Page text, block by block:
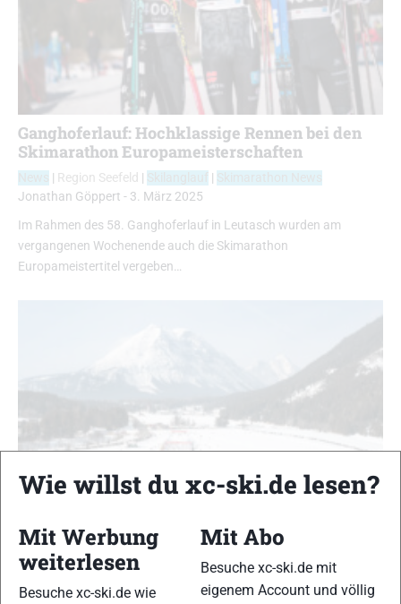
Ganghoferlauf: Hochklassige Rennen bei den
Skimarathon Europameisterschaften
| Region Seefeld | |
Jonathan Göppert - 3. März 2025
Im Rahmen des 58. Ganghoferlauf in Leutasch wurden am
vergangenen Wochenende auch die Skimarathon
Europameistertitel vergeben…
Ganghoferlauf: Alles Wichtige zur Euroloppet
Skimarathon Europameisterschaft
Wie willst du xc-ski.de lesen?
Mit Werbung
weiterlesen
Besuche xc-ski.de wie
Mit Abo
Besuche xc-ski.de mit
eigenem Account und völlig